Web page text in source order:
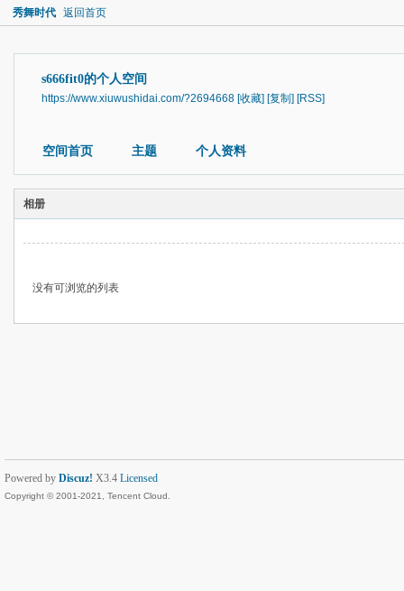
秀舞时代 返回首页
s666fit0的个人空间
https://www.xiuwushidai.com/?2694668 [收藏] [复制] [RSS]
空间首页 主题 个人资料
相册
没有可浏览的列表
Powered by Discuz! X3.4 Licensed
Copyright © 2001-2021, Tencent Cloud.